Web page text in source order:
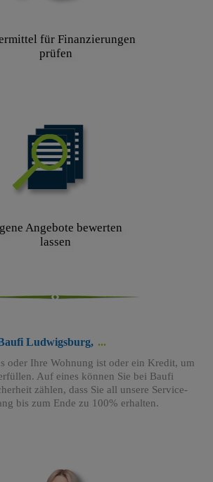
für Finanzierungen
prüfen
Angebote bewerten
lassen
Ludwigsburg,
oder Ihre Wohnung ist oder ein Kredit, um
Auf eines können Sie bei Baufi
zählen, dass Sie all unsere Service-
bis zum Ende zu 100% erhalten.